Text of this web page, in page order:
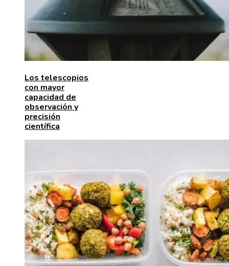
Los telescopios
con mayor
capacidad de
observación y
precisión
científica